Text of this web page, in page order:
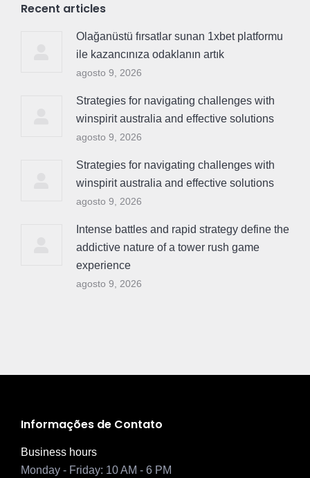
Recent articles
Olağanüstü fırsatlar sunan 1xbet platformu
ile kazancınıza odaklanın artık
agosto 9, 2026
Strategies for navigating challenges with
winspirit australia and effective solutions
agosto 9, 2026
Strategies for navigating challenges with
winspirit australia and effective solutions
agosto 9, 2026
Intense battles and rapid strategy define the
addictive nature of a tower rush game
experience
agosto 9, 2026
Informações de Contato
Business hours
Monday - Friday: 10 AM - 6 PM